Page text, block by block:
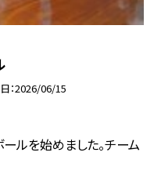
2026/06/15
ールを始めました。チーム